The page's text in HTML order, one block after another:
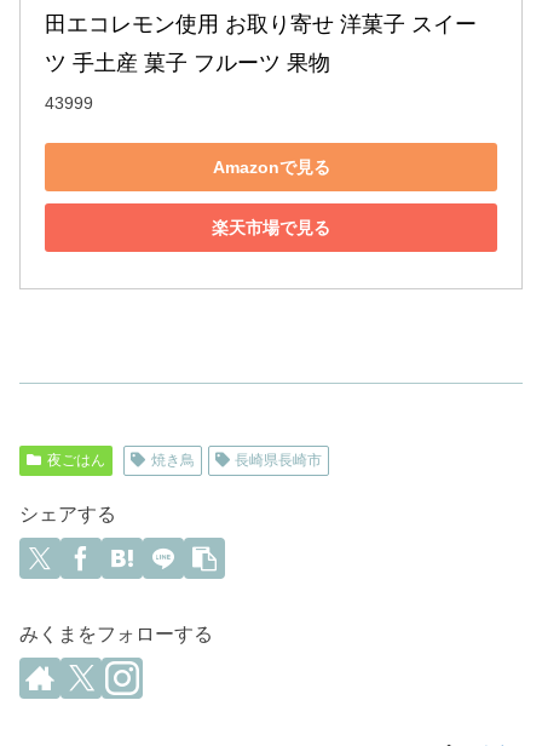
田エコレモン使用 お取り寄せ 洋菓子 スイー
ツ 手土産 菓子 フルーツ 果物
43999
Amazonで見る
楽天市場で見る
夜ごはん 焼き鳥 長崎県長崎市
シェアする
みくまをフォローする